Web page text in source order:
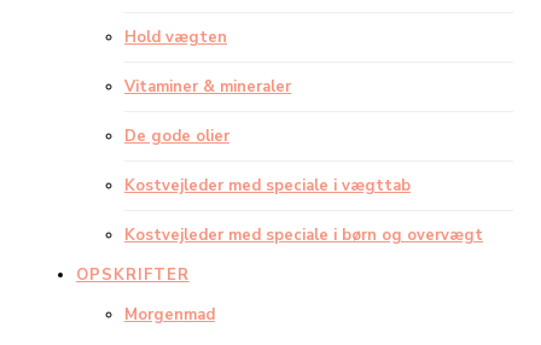
Hold vægten
Vitaminer & mineraler
De gode olier
Kostvejleder med speciale i vægttab
Kostvejleder med speciale i børn og overvægt
OPSKRIFTER
Morgenmad